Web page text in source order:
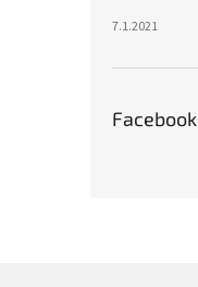
7.1.2021
Facebook